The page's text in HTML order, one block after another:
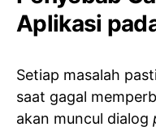
Aplikasi
Setiap masalah
saat gagal
akan muncul dialog